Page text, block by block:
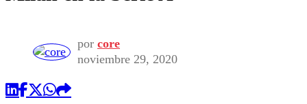
Seleccion Chilena
Economía
Publicaciones en medios
Opinión
por core
noviembre 29, 2020